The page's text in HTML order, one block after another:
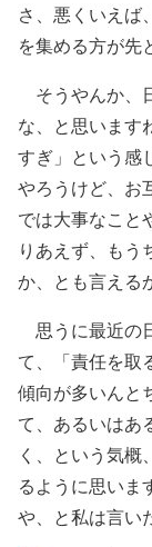
さ、悪くいえば
を集める方が先
そうやんか、
な、と思います
すぎ」という感
やろうけど、お
では大事なこと
りあえず、もう
か、とも言える
思うに最近の
て、「責任を取
傾向が多いんと
て、あるいはあ
く、という気概
るように思いま
や、と私は言い